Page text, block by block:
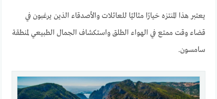
يعتبر هذا المنتزه خيارًا مثاليًا للعائلات والأصدقاء الذين يرغبون في
قضاء وقت ممتع في الهواء الطلق واستكشاف الجمال الطبيعي لمنطقة
سامسون.